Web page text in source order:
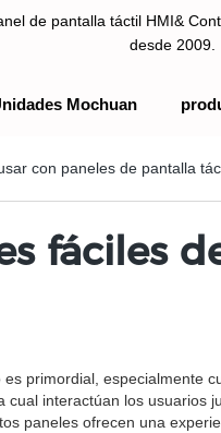
de pantalla táctil HMI&
desde 2009.
Mochuan
con paneles de pantalla
fáciles
primordial, especialmente
interactúan los
paneles ofrecen una